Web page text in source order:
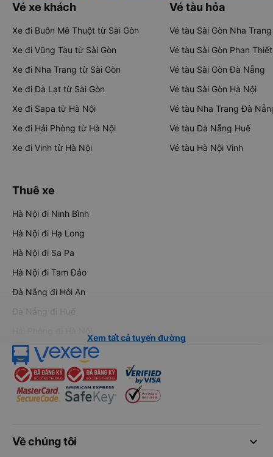
Vé xe khách
Xe đi Buôn Mê Thuột từ Sài Gòn
Xe đi Vũng Tàu từ Sài Gòn
Xe đi Nha Trang từ Sài Gòn
Xe đi Đà Lạt từ Sài Gòn
Xe đi Sapa từ Hà Nội
Xe đi Hải Phòng từ Hà Nội
Xe đi Vinh từ Hà Nội
Vé tàu hỏa
Vé tàu Sài Gòn Nha Trang
Vé tàu Sài Gòn Phan Thiết
Vé tàu Sài Gòn Đà Nẵng
Vé tàu Sài Gòn Hà Nội
Vé tàu Nha Trang Đà
Vé tàu Đà Nẵng Huế
Vé tàu Hà Nội Vinh
Thuê xe
Hà Nội đi Ninh Bình
Hà Nội đi Hạ Long
Hà Nội đi Sa Pa
Hà Nội đi Tam Đảo
Đà Nẵng đi Hội An
Đà Nẵng đi Huế
Xem tất cả tuyến đường
keyboard_arrow_down
Về chúng tôi